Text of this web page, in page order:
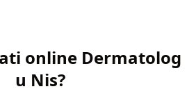
online Dermatolog
u Nis?